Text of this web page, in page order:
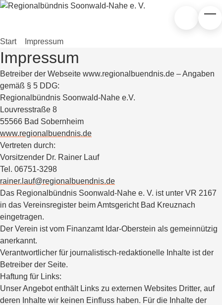
Zum Hauptinhalt springen
Start Impressum
Impressum
Betreiber der Webseite www.regionalbuendnis.de – Angaben
gemäß § 5 DDG:
Regionalbündnis Soonwald-Nahe e.V.
Louvresstraße 8
55566 Bad Sobernheim
www.regionalbuendnis.de
Vertreten durch:
Vorsitzender Dr. Rainer Lauf
Tel. 06751-3298
rainer.lauf@regionalbuendnis.de
Das Regionalbündnis Soonwald-Nahe e. V. ist unter VR 2167
in das Vereinsregister beim Amtsgericht Bad Kreuznach
eingetragen.
Der Verein ist vom Finanzamt Idar-Oberstein als gemeinnützig
anerkannt.
Verantwortlicher für journalistisch-redaktionelle Inhalte ist der
Betreiber der Seite.
Haftung für Links:
Unser Angebot enthält Links zu externen Websites Dritter, auf
deren Inhalte wir keinen Einfluss haben. Für die Inhalte der